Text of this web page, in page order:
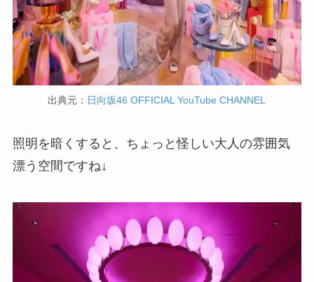
出典元： 日向坂46 OFFICIAL YouTube CHANNEL
照明を暗くすると、ちょっと怪しい大人の雰囲気
漂う空間ですね↓